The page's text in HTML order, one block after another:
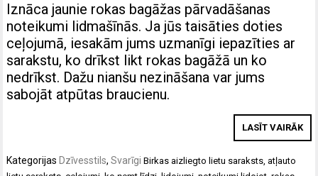
Iznāca jaunie rokas bagāžas pārvadāšanas
noteikumi lidmašīnās. Ja jūs taisāties doties
ceļojumā, iesakām jums uzmanīgi iepazīties ar
sarakstu, ko drīkst likt rokas bagāžā un ko
nedrīkst. Dažu nianšu nezināšana var jums
sabojāt atpūtas braucienu.
LASĪT VAIRĀK
Kategorijas Dzīvesstils,Svarīgi Birkasaizliegto lietu saraksts,atļauto